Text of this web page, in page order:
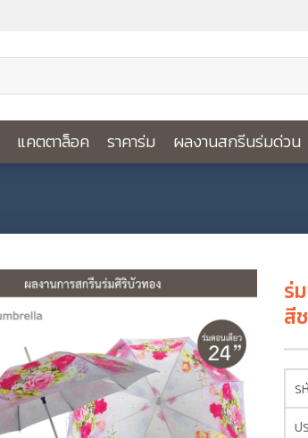
แคตตาล็อค ราคาร่ม ผลงานสกรีนร่มด่วน
ร่
สี
ร
ป